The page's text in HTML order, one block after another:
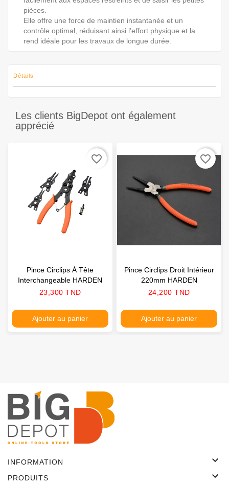
pièces.
Elle offre une force de maintien instantanée et un
contrôle optimal, réduisant ainsi l’effort physique et la
rend idéale pour les travaux de longue durée.
Détails
Les clients BigDepot ont également
apprécié
Pince Circlips À Tête
Interchangeable HARDEN
Prix
23,300 TND
Ajouter au panier
favorite_border
Pince Circlips Droit Intérieur
220mm HARDEN
Prix
24,200 TND
Ajouter au panier
favorite_border
INFORMATION 
PRODUITS 